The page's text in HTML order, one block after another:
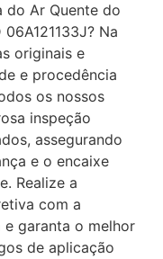
do Ar Quente do
Na
originais e
e procedência
os nossos
inspeção
assegurando
e o encaixe
Realize a
com a
e garanta o melhor
de aplicação